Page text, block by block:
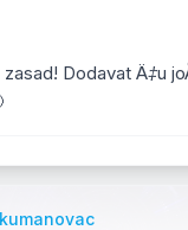
Dodavat Ä‡u